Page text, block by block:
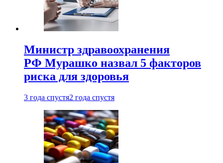
Министр здравоохранения
РФ Мурашко назвал 5 факторов
риска для здоровья
3 года спустя2 года спустя